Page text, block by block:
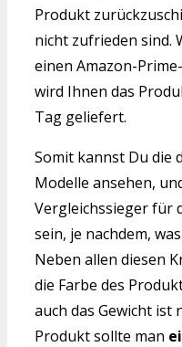
Produkt
nicht zufrieden sind.
einen Amazon-
wird Ihnen das
Tag geliefert.
Somit kannst Du die
Modelle ansehen,
Vergleichssieger für
sein, je nachdem,
Neben allen diesen
die Farbe des
auch das Gewicht ist
Produkt sollte man